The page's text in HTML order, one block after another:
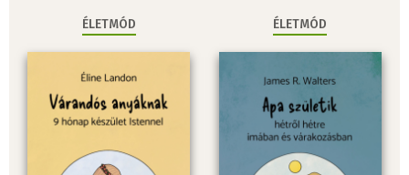
ÉLETMÓD ÉLETMÓD